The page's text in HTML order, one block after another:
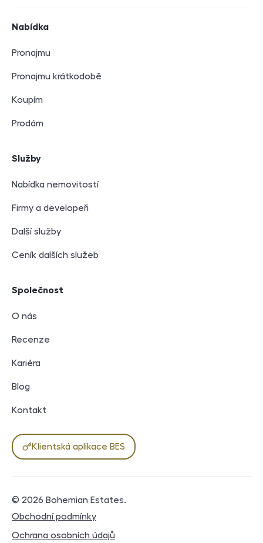
Nabídka
Pronajmu
Pronajmu krátkodobě
Koupím
Prodám
Služby
Nabídka nemovitostí
Firmy a developeři
Další služby
Ceník dalších služeb
Společnost
O nás
Recenze
Kariéra
Blog
Kontakt
Klientská aplikace BES
© 2026 Bohemian Estates.
Právní dokumenty
Obchodní podmínky
Ochrana osobních údajů